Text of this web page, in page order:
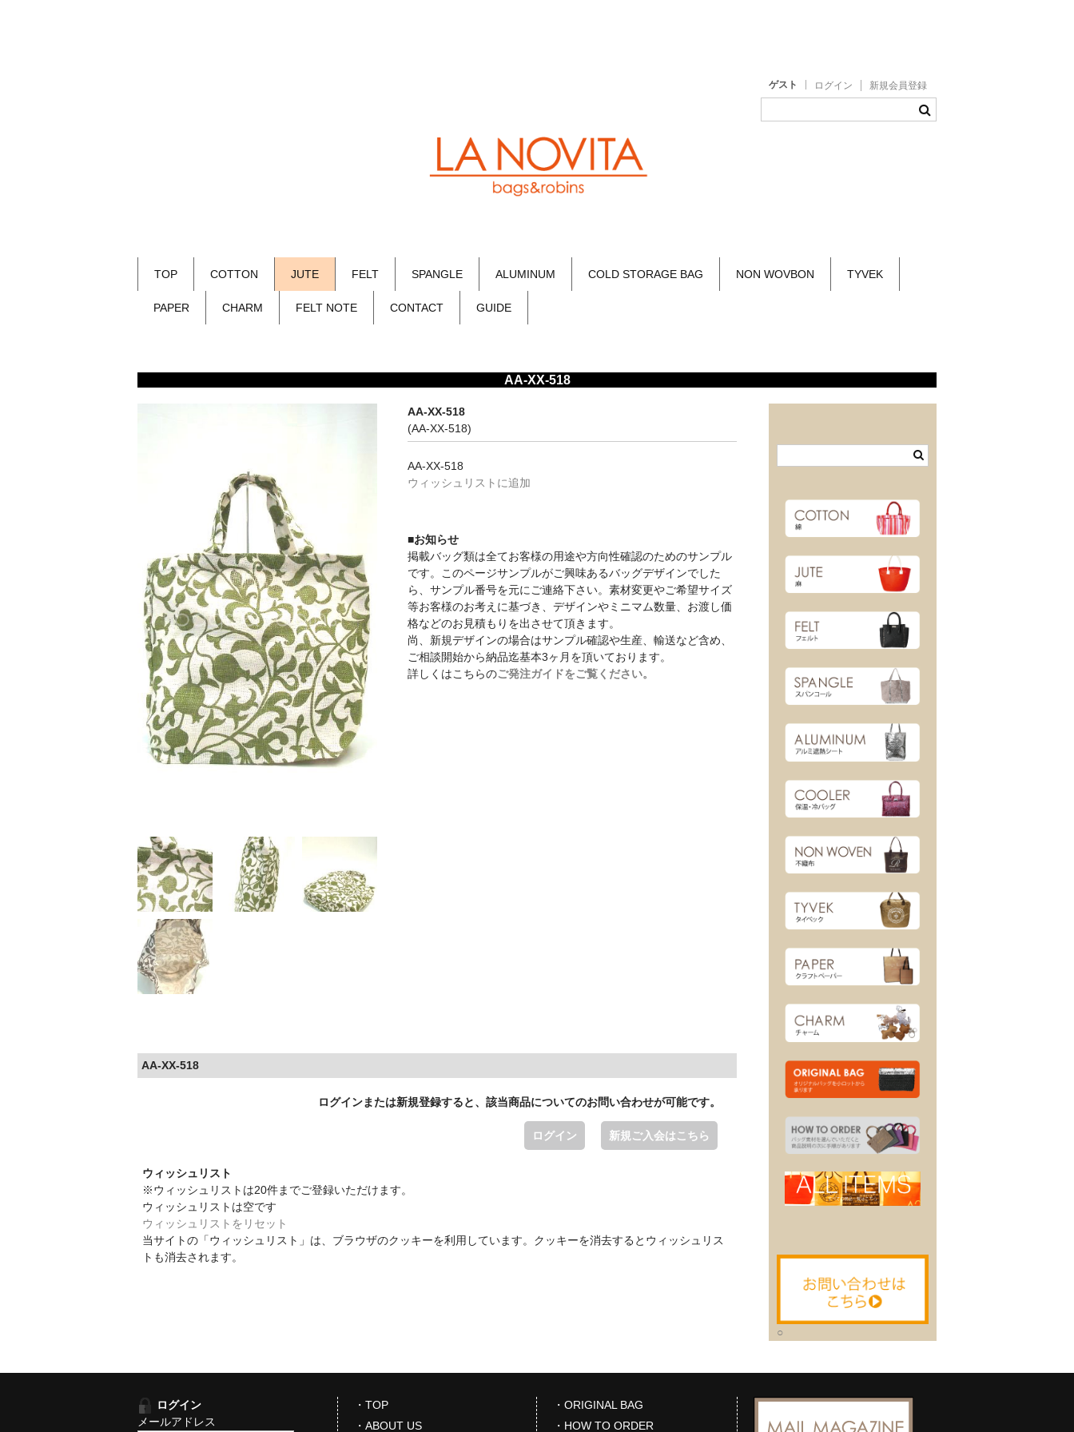
ゲスト ログイン 新規会員登録
TOP COTTON JUTE FELT SPANGLE ALUMINUM COLD STORAGE BAG NON WOVBON TYVEK
PAPER CHARM FELT NOTE CONTACT GUIDE
AA-XX-518
AA-XX-518
(AA-XX-518)
AA-XX-518
ウィッシュリストに追加
■お知らせ
掲載バッグ類は全てお客様の用途や方向性確認のためのサンプル
です。このページサンプルがご興味あるバッグデザインでした
ら、サンプル番号を元にご連絡下さい。素材変更やご希望サイズ
等お客様のお考えに基づき、デザインやミニマム数量、お渡し価
格などのお見積もりを出させて頂きます。
尚、新規デザインの場合はサンプル確認や生産、輸送など含め、
ご相談開始から納品迄基本3ヶ月を頂いております。
詳しくはこちらのご発注ガイドをご覧ください。
AA-XX-518
ログインまたは新規登録すると、該当商品についてのお問い合わせが可能です。
ログイン 新規ご入会はこちら
ウィッシュリスト
※ウィッシュリストは20件までご登録いただけます。
ウィッシュリストは空です
ウィッシュリストをリセット
当サイトの「ウィッシュリスト」は、ブラウザのクッキーを利用しています。クッキーを消去するとウィッシュリス
トも消去されます。
○
ログイン
メールアドレス
・TOP
・ABOUT US
・ORIGINAL BAG
・HOW TO ORDER